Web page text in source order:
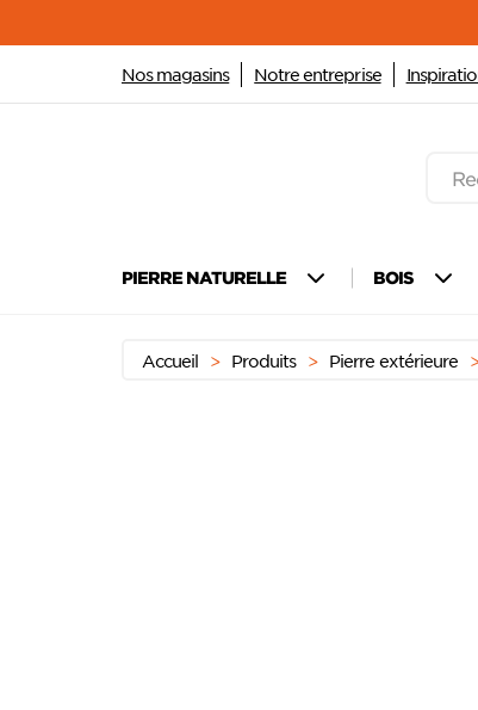
Nos magasins Notre entreprise
au
PIERRE NATURELLE BOIS
Accueil > Produits > Pierre extérieure >